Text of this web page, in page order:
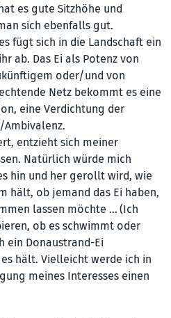
es gute Sitzhöhe und
sich ebenfalls gut.
fügt sich in die Landschaft ein
ab. Das Ei als Potenz von
oder/und von
Netz bekommt es eine
eine Verdichtung der
entzieht sich meiner
Natürlich würde mich
hin und her gerollt wird, wie
hält, ob jemand das Ei haben,
lassen möchte … (Ich
ob es schwimmt oder
ein Donau­strand-Ei
hält. Vielleicht werde ich in
meines Interesses einen